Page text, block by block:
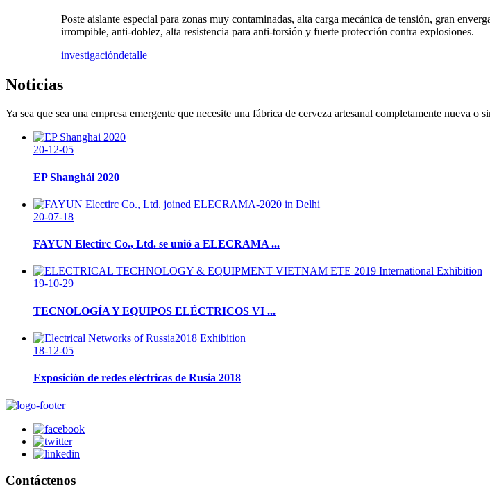
Poste aislante especial para zonas muy contaminadas, alta carga mecánica de tensión, gran
irrompible, anti-doblez, alta resistencia para anti-torsión y fuerte protección contra explosiones.
investigacióndetalle
Noticias
Ya sea que sea una empresa emergente que necesite una fábrica de cerveza artesanal completamente nueva
20-12-05
EP Shanghái 2020
20-07-18
FAYUN Electirc Co., Ltd. se unió a ELECRAMA ...
19-10-29
TECNOLOGÍA Y EQUIPOS ELÉCTRICOS VI ...
18-12-05
Exposición de redes eléctricas de Rusia 2018
Contáctenos